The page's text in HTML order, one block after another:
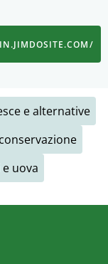
e alternative
uova